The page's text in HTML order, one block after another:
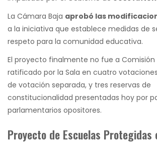
La Cámara Baja aprobó las
a la iniciativa que establece medidas de
respeto para la comunidad educativa.
El proyecto finalmente no fue a Comisión
ratificado por la Sala en cuatro
de votación separada, y tres reservas de
constitucionalidad presentadas hoy por
parlamentarios opositores.
Proyecto de Escuelas Protegidas